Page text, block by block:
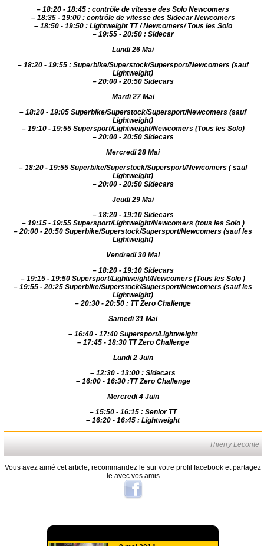
– 18:20 - 18:45 : contrôle de vitesse des Solo Newcomers
–18:35 - 19:00 : contrôle de vitesse des Sidecar Newcomers
–18:50 - 19:50 : Lightweight TT / Newcomers/ Tous les Solo
–19:55 - 20:50 : Sidecar
Lundi 26 Mai
–18:20 - 19:55 : Superbike/Superstock/Supersport/Newcomers (sauf
Lightweight)
–20:00 - 20:50 Sidecars
Mardi 27 Mai
– 18:20 - 19:05 Superbike/Superstock/Supersport/Newcomers (sauf
Lightweight)
–19:10 - 19:55 Supersport/Lightweight/Newcomers (Tous les Solo)
–20:00 - 20:50 Sidecars
Mercredi 28 Mai
–18:20 - 19:55 Superbike/Superstock/Supersport/Newcomers ( sauf
Lightweight)
–20:00 - 20:50 Sidecars
Jeudi 29 Mai
–18:20 - 19:10 Sidecars
–19:15 - 19:55 Supersport/Lightweight/Newcomers (tous les Solo )
–20:00 - 20:50 Superbike/Superstock/Supersport/Newcomers (sauf les
Lightweight)
Vendredi 30 Mai
–18:20 - 19:10 Sidecars
– 19:15 - 19:50 Supersport/Lightweight/Newcomers (Tous les Solo )
– 19:55 - 20:25 Superbike/Superstock/Supersport/Newcomers (sauf les
Lightweight)
–20:30 - 20:50 : TT Zero Challenge
Samedi 31 Mai
– 16:40 - 17:40 Supersport/Lightweight
–17:45 - 18:30 TT Zero Challenge
Lundi 2 Juin
– 12:30 - 13:00 : Sidecars
–16:00 - 16:30 :TT Zero Challenge
Mercredi 4 Juin
–15:50 - 16:15 : Senior TT
– 16:20 - 16:45 : Lightweight
Thierry Leconte
Vous avez aimé cet article, recommandez le sur votre profil facebook et partagez
le avec vos amis